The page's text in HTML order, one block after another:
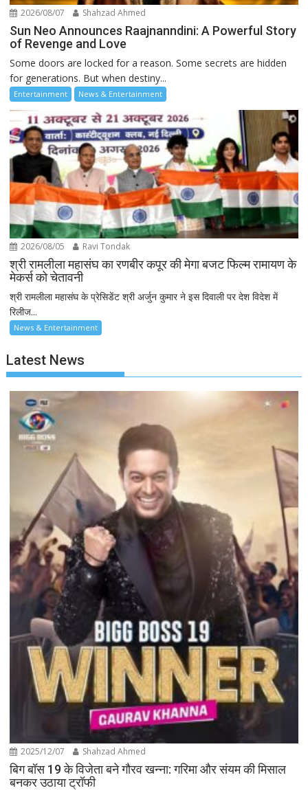
2026/08/07 Shahzad Ahmed
Sun Neo Announces Raajnanndini: A Powerful Story
of Revenge and Love
Some doors are locked for a reason. Some secrets are hidden
for generations. But when destiny...
Entertainment News & Entertainment
2026/08/05 Ravi Tondak
श्री रामलीला महासंघ का रणबीर कपूर की मेगा बजट फिल्म रामायण के
मेकर्स को चेतावनी
श्री रामलीला महासंघ के प्रेसिडेंट श्री अर्जुन कुमार ने इस दिवाली पर देश विदेश में
रिलीज...
News & Entertainment
Latest News
2025/12/07 Shahzad Ahmed
बिग बॉस 19 के विजेता बने गौरव खन्ना: गरिमा और संयम की मिसाल
बनकर उठाया ट्रॉफी